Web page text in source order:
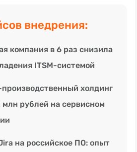
внедрения:
компания в 6 раз снизила
ITSM-системой
производственный холдинг
млн рублей на сервисном
на российское ПО: опыт